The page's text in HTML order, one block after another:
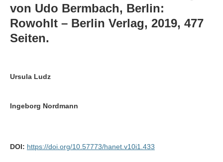
von Udo Bermbach, Berlin:
Rowohlt – Berlin Verlag, 2019, 477
Seiten.
Ursula Ludz
Ingeborg Nordmann
DOI: https://doi.org/10.57773/hanet.v10i1.433